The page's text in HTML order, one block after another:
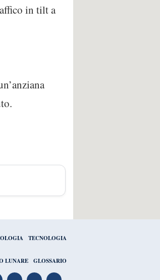
in tilt a
TECNOLOGIA
LUNARE GLOSSARIO